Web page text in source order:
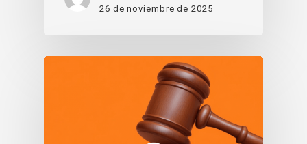
26 de noviembre de 2025